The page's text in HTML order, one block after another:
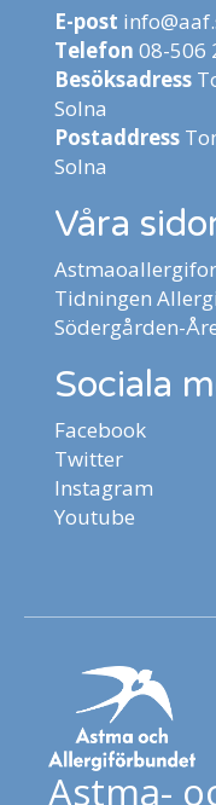
E-post
Telefon 08-506
Besöksadress
Solna
Postaddress
Solna
Våra
Tidningen
Södergården-
Sociala
Facebook
Twitter
Instagram
Youtube
Astma-